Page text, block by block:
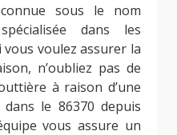
sous le nom
dans les
voulez assurer la
n’oubliez pas de
à raison d’une
le 86370 depuis
vous assure un